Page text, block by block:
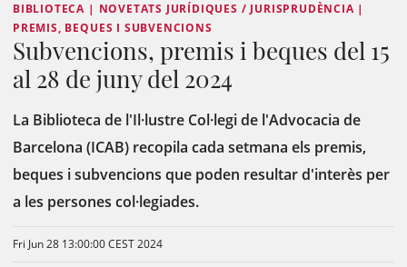
BIBLIOTECA | NOVETATS JURÍDIQUES / JURISPRUDÈNCIA |
PREMIS, BEQUES I SUBVENCIONS
Subvencions, premis i beques del 15
al 28 de juny del 2024
La Biblioteca de l'Il·lustre Col·legi de l'Advocacia de
Barcelona (ICAB) recopila cada setmana els premis,
beques i subvencions que poden resultar d'interès per
a les persones col·legiades.
Fri Jun 28 13:00:00 CEST 2024